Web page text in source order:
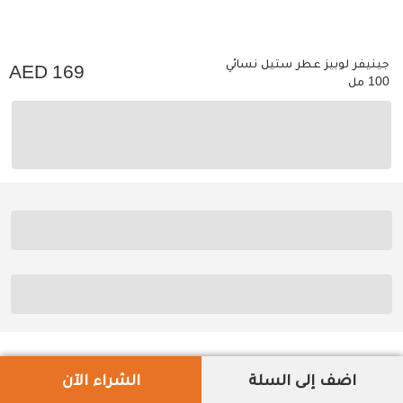
جينيفر لوبيز عطر ستيل نسائي
100 مل
169
اضف إلى السلة الشراء الآن